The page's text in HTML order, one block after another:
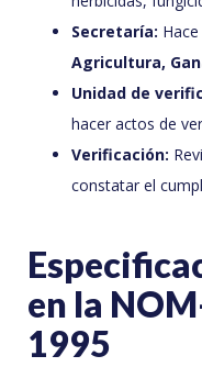
Secretaría:
Agricultura,
Unidad de
hacer actos de
Verificación:
constatar el
en la
1995